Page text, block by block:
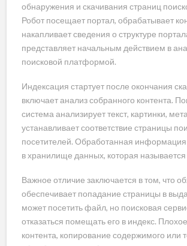
обнаружения и скачивания страниц
Робот посещает портал, обрабатывает
накапливает сведения о структуре
представляет начальным действием в
поисковой платформой.
Индексация стартует после окончания
включает анализ собранного контента.
система анализирует текст, картинки,
устанавливает соответствие страницы
посетителей. Обработанная информация
в хранилище данных, которая
Важное отличие заключается в том, что
обеспечивает попадание страницы в
может посетить файл, но поисковая
отказаться помещать его в индекс.
контента, копирование содержимого или